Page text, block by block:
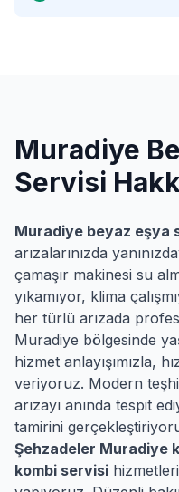
Muradiye
Servisi
Muradiye beyaz eşya
arızalarınızda
çamaşır makinesi su
yıkamıyor, klima
her türlü arızada
Muradiye bölgesinde
hizmet anlayışımızla,
veriyoruz. Modern
arızayı anında tespit
tamirini
Şehzadeler Muradiye
kombi servisi